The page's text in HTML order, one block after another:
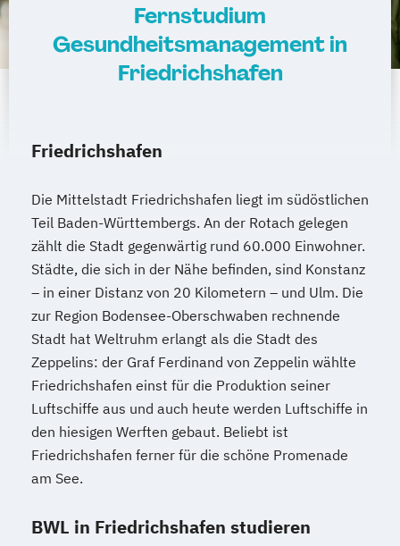
Fernstudium
Gesundheitsmanagement in
Friedrichshafen
Friedrichshafen
Die Mittelstadt Friedrichshafen liegt im südöstlichen
Teil Baden-Württembergs. An der Rotach gelegen
zählt die Stadt gegenwärtig rund 60.000 Einwohner.
Städte, die sich in der Nähe befinden, sind Konstanz
– in einer Distanz von 20 Kilometern – und Ulm. Die
zur Region Bodensee-Oberschwaben rechnende
Stadt hat Weltruhm erlangt als die Stadt des
Zeppelins: der Graf Ferdinand von Zeppelin wählte
Friedrichshafen einst für die Produktion seiner
Luftschiffe aus und auch heute werden Luftschiffe in
den hiesigen Werften gebaut. Beliebt ist
Friedrichshafen ferner für die schöne Promenade
am See.
BWL in Friedrichshafen studieren